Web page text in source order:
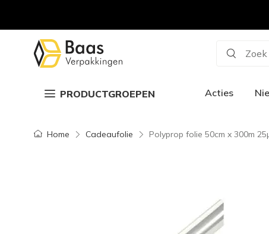
PRODUCTGROEPEN Acties
Home Cadeaufolie Polyprop folie 50cm x 300m